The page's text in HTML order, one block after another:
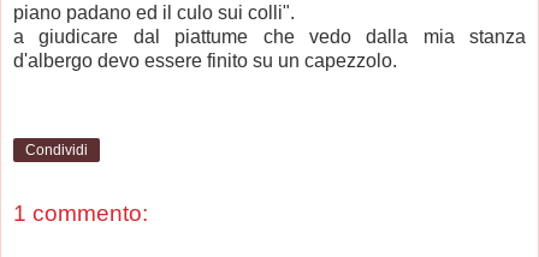
piano padano ed il culo sui colli".
a giudicare dal piattume che vedo dalla mia stanza
d'albergo devo essere finito su un capezzolo.
Condividi
1 commento: